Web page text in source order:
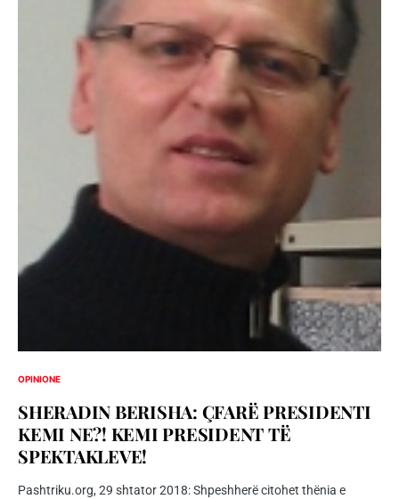
OPINIONE
SHERADIN BERISHA: ÇFARË PRESIDENTI
KEMI NE?! KEMI PRESIDENT TË
SPEKTAKLEVE!
Pashtriku.org, 29 shtator 2018: Shpeshherë citohet thënia e